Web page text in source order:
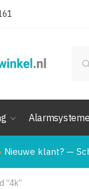
naar:
Nieuwe klant? —
“4k”